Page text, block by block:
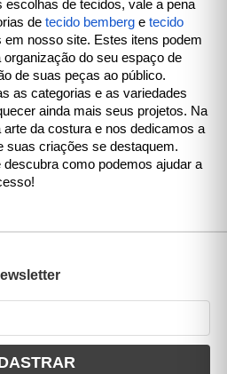
escolhas de tecidos, vale a pena
de tecido bemberg e tecido
em nosso site. Estes itens podem
do seu espaço de
de suas peças ao público.
as categorias e as variedades
ainda mais seus projetos. Na
arte da costura e nos dedicamos a
suas criações se destaquem.
descubra como podemos ajudar a